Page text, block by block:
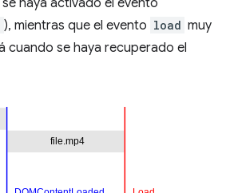
), mientras que el evento load muy
cuando se haya recuperado el